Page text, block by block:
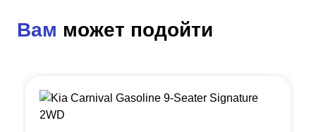
Вам может подойти